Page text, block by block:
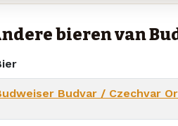
bieren van
Budvar / Czechvar